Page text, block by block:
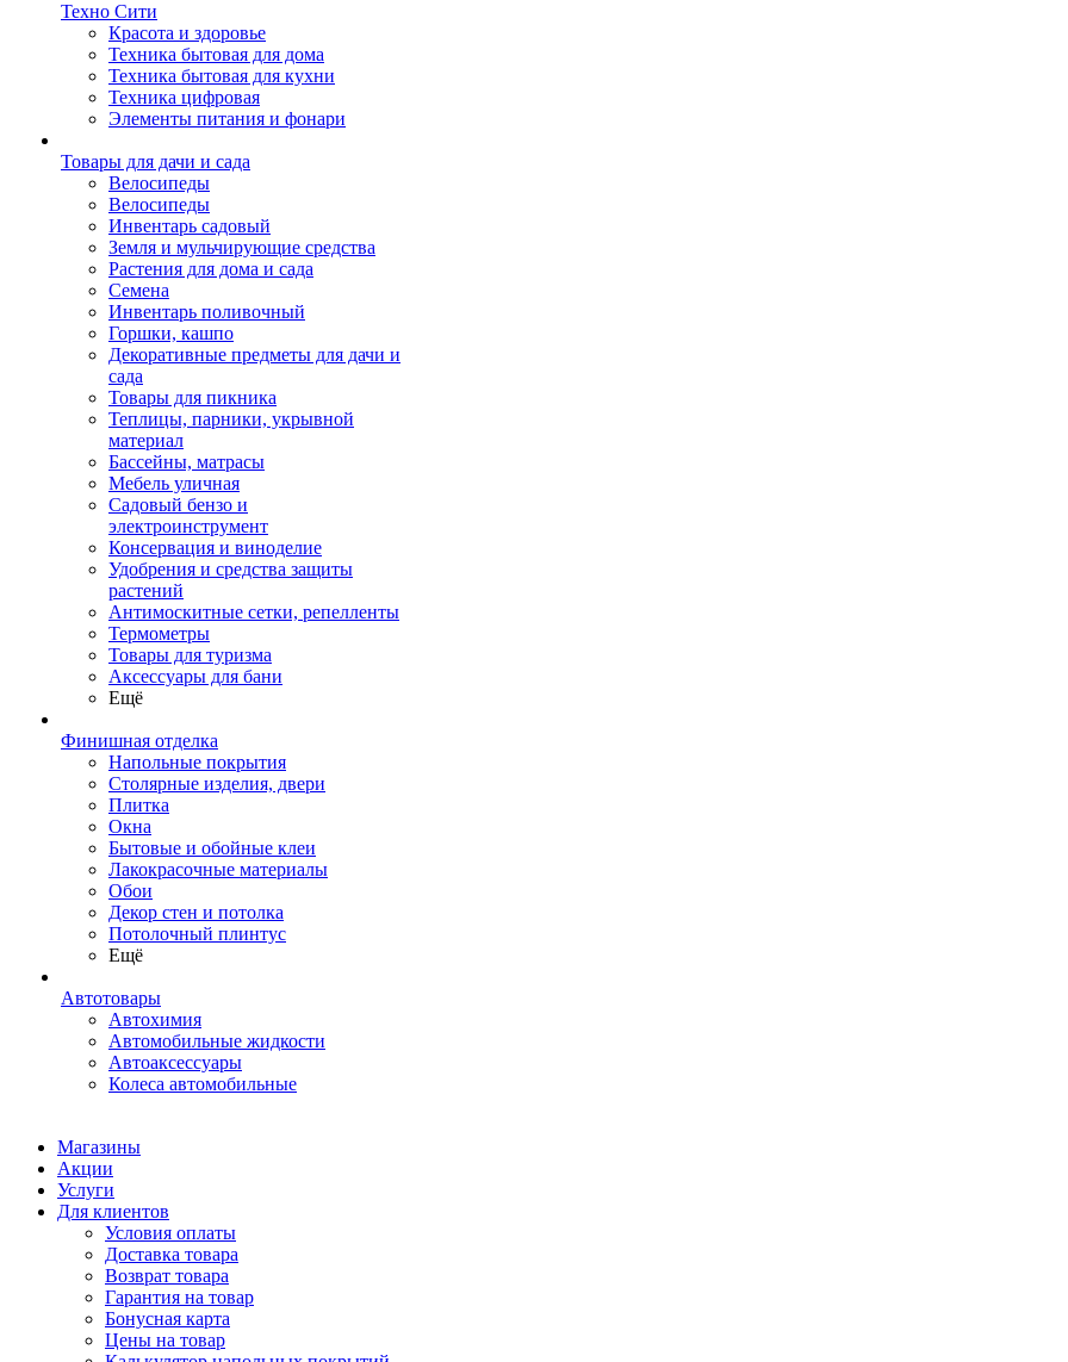
Техно Сити
Красота и здоровье
Техника бытовая для дома
Техника бытовая для кухни
Техника цифровая
Элементы питания и фонари
Товары для дачи и сада
Велосипеды
Велосипеды
Инвентарь садовый
Земля и мульчирующие средства
Растения для дома и сада
Семена
Инвентарь поливочный
Горшки, кашпо
Декоративные предметы для дачи и
сада
Товары для пикника
Теплицы, парники, укрывной
материал
Бассейны, матрасы
Мебель уличная
Садовый бензо и
электроинструмент
Консервация и виноделие
Удобрения и средства защиты
растений
Антимоскитные сетки, репелленты
Термометры
Товары для туризма
Аксессуары для бани
Ещё
Финишная отделка
Напольные покрытия
Столярные изделия, двери
Плитка
Окна
Бытовые и обойные клеи
Лакокрасочные материалы
Обои
Декор стен и потолка
Потолочный плинтус
Ещё
Автотовары
Автохимия
Автомобильные жидкости
Автоаксессуары
Колеса автомобильные
Магазины
Акции
Услуги
Для клиентов
Условия оплаты
Доставка товара
Возврат товара
Гарантия на товар
Бонусная карта
Цены на товар